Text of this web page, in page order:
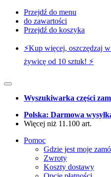
Przejdź do menu
do zawartości
Przejdź do koszyka
⚡️Kup więcej, oszczędzaj
żywicę od 10 sztuk! ⚡️
Wyszukiwarka części
Polska: Darmowa
Więcej niż 11.100 art.
Pomoc
Gdzie jest moje
Zwroty
Koszty dostawy